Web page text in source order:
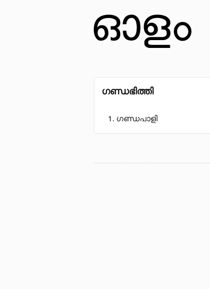
ഗണ്ഡഭിത്തി
ഗണ്ഡപാളി